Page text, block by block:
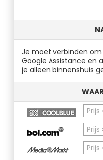
Je moet verbinden
Google Assistance en
je alleen binnenshuis
Prijs
Prijs
Prijs